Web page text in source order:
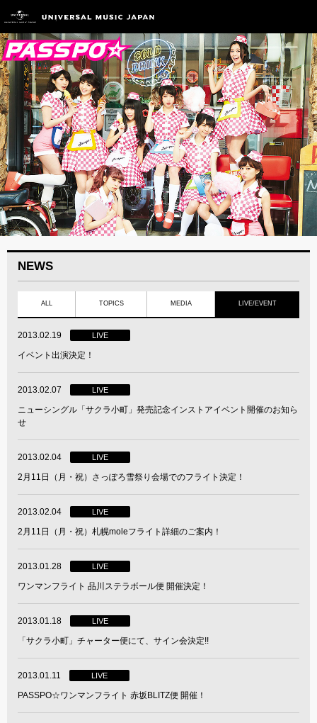
NEWS
ALL TOPICS MEDIA LIVE/EVENT
2013.02.19 LIVE
イベント出演決定！
2013.02.07 LIVE
ニューシングル「サクラ小町」発売記念インストアイベント開催のお知ら
せ
2013.02.04 LIVE
2月11日（月・祝）さっぽろ雪祭り会場でのフライト決定！
2013.02.04 LIVE
2月11日（月・祝）札幌moleフライト詳細のご案内！
2013.01.28 LIVE
ワンマンフライト 品川ステラボール便 開催決定！
2013.01.18 LIVE
「サクラ小町」チャーター便にて、サイン会決定!!
2013.01.11 LIVE
PASSPO☆ワンマンフライト 赤坂BLITZ便 開催！